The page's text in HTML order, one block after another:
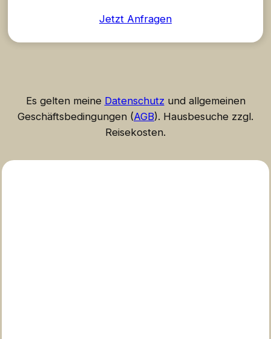
Jetzt Anfragen
Es gelten meine Datenschutz und allgemeinen
Geschäftsbedingungen (AGB). Hausbesuche zzgl.
Reisekosten.